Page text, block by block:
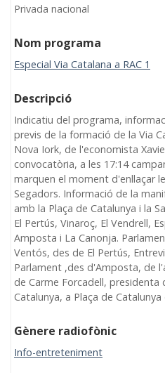
Privada nacional
Nom programa
Especial Via Catalana a RAC 1
Descripció
Indicatiu del programa,
previs de la formació de la Via
Nova Iork, de l'economista
convocatòria, a les 17:14
marquen el moment d'enllaçar
Segadors. Informació de la
amb la Plaça de Catalunya i la
El Pertús, Vinaroç, El Vendrell,
Amposta i La Canonja.
Ventós, des de El Pertús,
Parlament ,des d'Amposta, de
de Carme Forcadell, presidenta
Catalunya, a Plaça de
Gènere radiofònic
Info-entreteniment